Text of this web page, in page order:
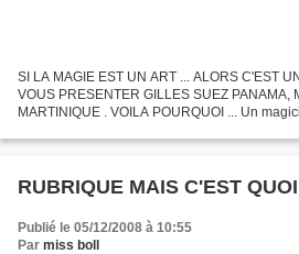
SI LA MAGIE EST UN ART ... ALORS C'EST
VOUS PRESENTER GILLES SUEZ PANAMA,
MARTINIQUE . VOILA POURQUOI ... Un
RUBRIQUE MAIS C'EST
Publié le 05/12/2008 à 10:55
Par miss boll